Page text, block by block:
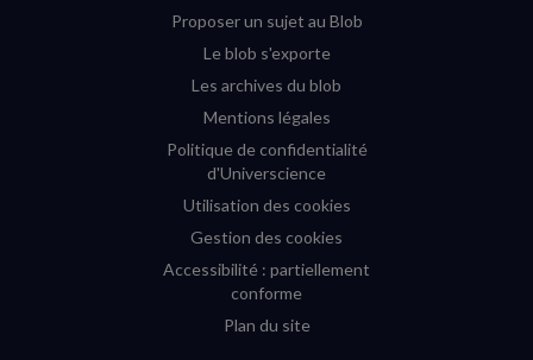
Proposer un sujet au Blob
Le blob s'exporte
Les archives du blob
Mentions légales
Politique de confidentialité
d'Universcience
Utilisation des cookies
Gestion des cookies
Accessibilité : partiellement
conforme
Plan du site